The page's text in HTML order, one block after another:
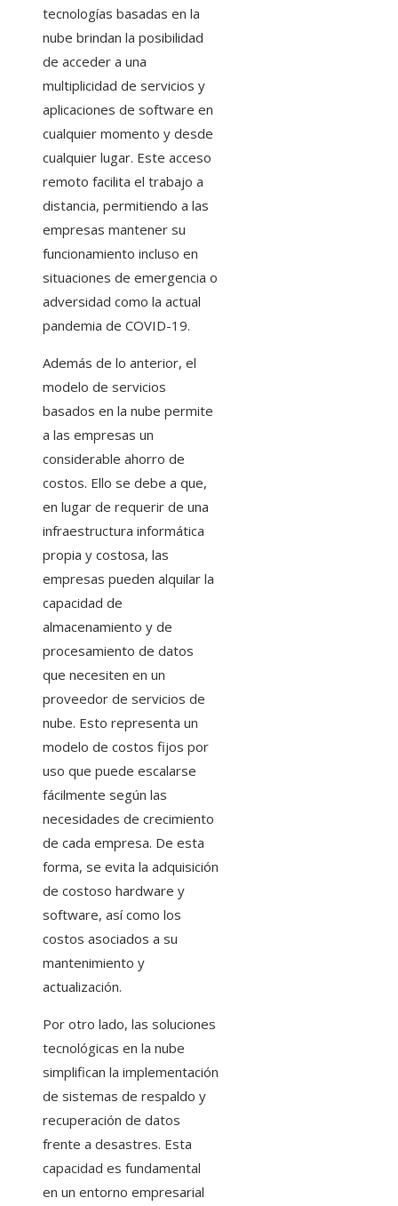
tecnologías basadas en la
nube brindan la posibilidad
de acceder a una
multiplicidad de servicios y
aplicaciones de software en
cualquier momento y desde
cualquier lugar. Este acceso
remoto facilita el trabajo a
distancia, permitiendo a las
empresas mantener su
funcionamiento incluso en
situaciones de emergencia o
adversidad como la actual
pandemia de COVID-19.
Además de lo anterior, el
modelo de servicios
basados en la nube permite
a las empresas un
considerable ahorro de
costos. Ello se debe a que,
en lugar de requerir de una
infraestructura informática
propia y costosa, las
empresas pueden alquilar la
capacidad de
almacenamiento y de
procesamiento de datos
que necesiten en un
proveedor de servicios de
nube. Esto representa un
modelo de costos fijos por
uso que puede escalarse
fácilmente según las
necesidades de crecimiento
de cada empresa. De esta
forma, se evita la adquisición
de costoso hardware y
software, así como los
costos asociados a su
mantenimiento y
actualización.
Por otro lado, las soluciones
tecnológicas en la nube
simplifican la implementación
de sistemas de respaldo y
recuperación de datos
frente a desastres. Esta
capacidad es fundamental
en un entorno empresarial